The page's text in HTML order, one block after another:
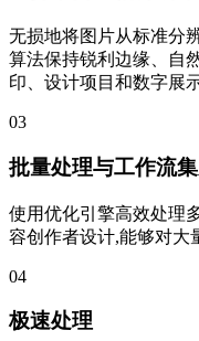
无损地将图片从标准分
算法保持锐利边缘、
印、设计项目和数字展示
03
批量处理与工作流
使用优化引擎高效处理
容创作者设计,能够对大
04
极速处理